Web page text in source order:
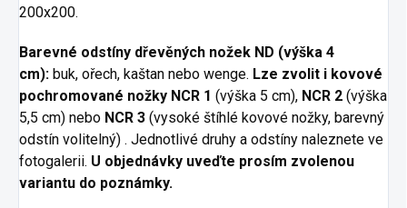
200x200.
Barevné odstíny dřevěných nožek ND (výška 4
cm): buk, ořech, kaštan nebo wenge. Lze zvolit i kovové
pochromované nožky NCR 1 (výška 5 cm), NCR 2 (výška
5,5 cm) nebo NCR 3 (vysoké štíhlé kovové nožky, barevný
odstín volitelný) . Jednotlivé druhy a odstíny naleznete ve
fotogalerii. U objednávky uveďte prosím zvolenou
variantu do poznámky.